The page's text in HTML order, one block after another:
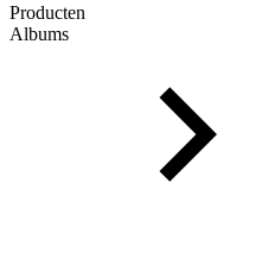
Producten
Albums